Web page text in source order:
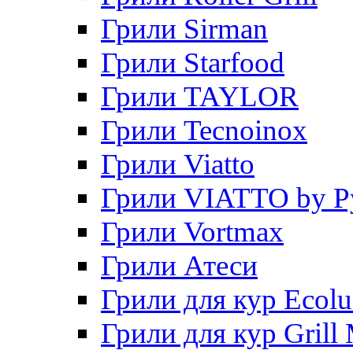
Грили Sirman
Грили Starfood
Грили TAYLOR
Грили Tecnoinox
Грили Viatto
Грили VIATTO by
Грили Vortmax
Грили Атеси
Грили для кур
Грили для кур Grill